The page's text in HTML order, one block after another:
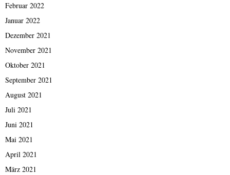
Februar 2022
Januar 2022
Dezember 2021
November 2021
Oktober 2021
September 2021
August 2021
Juli 2021
Juni 2021
Mai 2021
April 2021
März 2021